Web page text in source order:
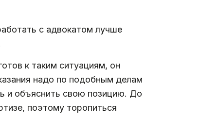
с адвокатом лучше
к таким ситуациям, он
надо по подобным делам
и объяснить свою позицию. До
поэтому торопиться